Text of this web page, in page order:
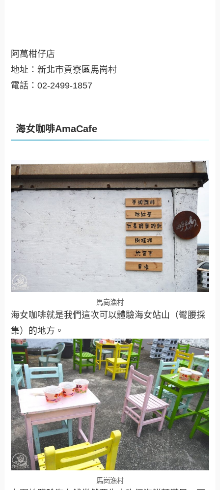
阿萬柑仔店
地址：新北市貢寮區馬崗村
電話：02-2499-1857
海女咖啡AmaCafe
馬崗漁村
海女咖啡就是我們這次可以體驗海女站山（彎腰採
集）的地方。
馬崗漁村